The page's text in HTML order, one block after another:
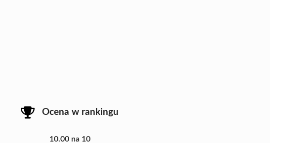
Ocena w rankingu
10.00 na 10